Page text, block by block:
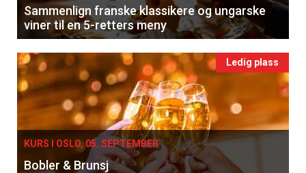
Sammenlign franske klassikere og ungarske
viner til en 5-retters meny
Ledig plass
KURS I OSLO, 05. SEPTEMBER
Bobler & Brunsj